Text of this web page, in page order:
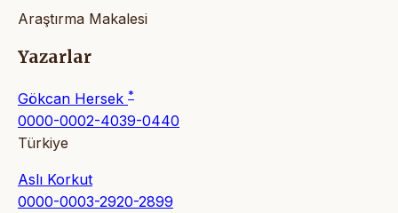
Araştırma Makalesi
Yazarlar
Gökcan Hersek *
0000-0002-4039-0440
Türkiye
Aslı Korkut
0000-0003-2920-2899